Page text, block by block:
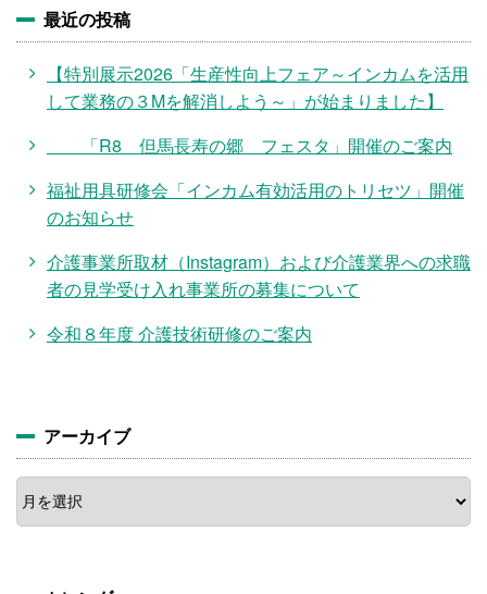
最近の投稿
【特別展示2026「生産性向上フェア～インカムを活用
して業務の３Mを解消しよう～」が始まりました】
「R8 但馬長寿の郷 フェスタ」開催のご案内
福祉用具研修会「インカム有効活用のトリセツ」開催
のお知らせ
介護事業所取材（Instagram）および介護業界への求職
者の見学受け入れ事業所の募集について
令和８年度 介護技術研修のご案内
アーカイブ
ア
ー
カ